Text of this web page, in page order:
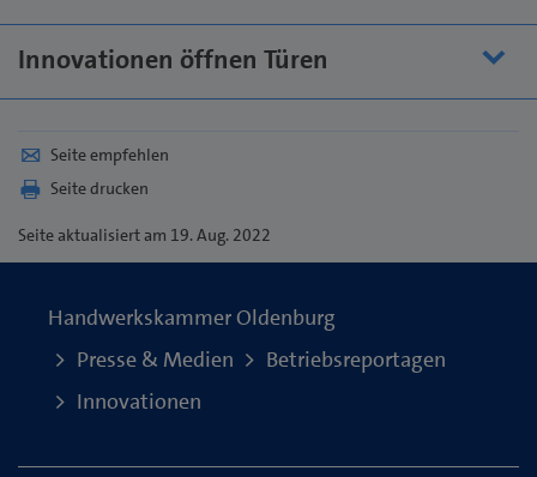
Innovationen öffnen Türen
Seite empfehlen
Seite drucken
Seiteaktualisiert am 19. Aug. 2022
Handwerkskammer Oldenburg
Presse & Medien
Betriebsreportagen
Innovationen